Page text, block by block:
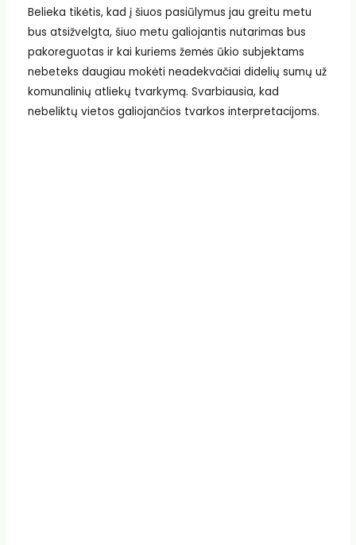
Belieka tikėtis, kad į šiuos pasiūlymus jau greitu metu
bus atsižvelgta, šiuo metu galiojantis nutarimas bus
pakoreguotas ir kai kuriems žemės ūkio subjektams
nebeteks daugiau mokėti neadekvačiai didelių sumų už
komunalinių atliekų tvarkymą. Svarbiausia, kad
nebeliktų vietos galiojančios tvarkos interpretacijoms.